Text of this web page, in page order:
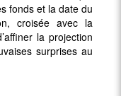
fonds et la date du
croisée avec la
la projection
surprises au